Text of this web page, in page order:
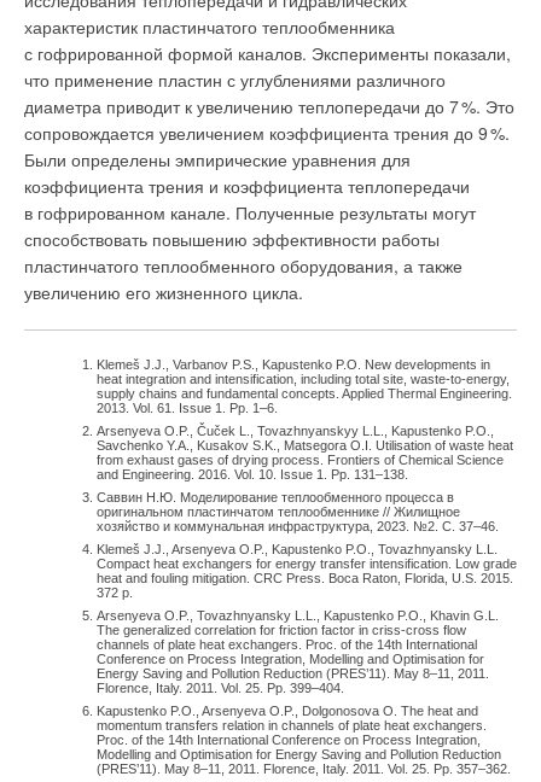
характеристик пластинчатого теплообменника
с гофрированной формой каналов. Эксперименты показали,
что применение пластин с углублениями различного
диаметра приводит к увеличению теплопередачи до 7%. Это
сопровождается увеличением коэффициента трения до 9%.
Были определены эмпирические уравнения для
коэффициента трения и коэффициента теплопередачи
в гофрированном канале. Полученные результаты могут
способствовать повышению эффективности работы
пластинчатого теплообменного оборудования, а также
увеличению его жизненного цикла.
Klemeš J.J., Varbanov P.S., Kapustenko P.O. New developments in
heat integration and intensification, including total site, waste-to-energy,
supply chains and fundamental concepts. Applied Thermal Engineering.
2013. Vol. 61. Issue 1. Pp. 1–6.
Arsenyeva O.P., Čuček L., Tovazhnyanskyy L.L., Kapustenko P.O.,
Savchenko Y.A., Kusakov S.K., Matsegora O.I. Utilisation of waste heat
from exhaust gases of drying process. Frontiers of Chemical Science
and Engineering. 2016. Vol. 10. Issue 1. Pp. 131–138.
Саввин Н.Ю. Моделирование теплообменного процесса в
оригинальном пластинчатом теплообменнике // Жилищное
хозяйство и коммунальная инфраструктура, 2023. №2. С. 37–46.
Klemeš J.J., Arsenyeva O.P., Kapustenko P.O., Tovazhnyansky L.L.
Compact heat exchangers for energy transfer intensification. Low grade
heat and fouling mitigation. CRC Press. Boca Raton, Florida, U.S. 2015.
372 p.
Arsenyeva O.P., Tovazhnyansky L.L., Kapustenko P.O., Khavin G.L.
The generalized correlation for friction factor in criss-cross flow
channels of plate heat exchangers. Proc. of the 14th International
Conference on Process Integration, Modelling and Optimisation for
Energy Saving and Pollution Reduction (PRES’11). May 8–11, 2011.
Florence, Italy. 2011. Vol. 25. Pp. 399–404.
Kapustenko P.O., Arsenyeva O.P., Dolgonosova O. The heat and
momentum transfers relation in channels of plate heat exchangers.
Proc. of the 14th International Conference on Process Integration,
Modelling and Optimisation for Energy Saving and Pollution Reduction
(PRES’11). May 8–11, 2011. Florence, Italy. 2011. Vol. 25. Pp. 357–362.
Один из первых и главных методов предотвращения
плесени — обеспечение достаточной теплоизоляции
наружных стен. Действительно, чем меньше термическое
сопротивление наружных стен, тем меньше температура их
поверхности со стороны помещений. Причём, как следует из
табл. 1, для влажных помещений температура поверхности
наружных стен должна быть выше, значит термическое
сопротивление должно быть ещё больше.
Требуемое термическое сопротивление, исходя из условия
отсутствия конденсата на внутренних стенах,
рассчитывается как:
где R — нормируемое значение сопротивления
теплопередаче стен, ( м²·°C)/Вт; tвн — температура
внутреннего воздуха, °C; tнар — температура внутреннего
воздуха, °C; ∆t — перепад температур между температурой
внутреннего воздуха и температурой точки росы,
определяемой по табл. 1,°C; α — коэффициент теплоотдачи
внутренней поверхности ограждающей конструкции
[Вт/( м²·°C)], принимаемый по табл. 2.
предприятиями общественного питания. Впервые в МГСН [3]
ввели правило поднимать выброс от вытяжки выше конька
кровли, а в СП [4] уже уточнили, такой выброс надо
поднимать минимум на 1 м выше конька, а также плоской
Тем не менее в СанПиН [5] не стали акцентировать
внимание на некоторых требованиях к системам вентиляции
предприятий питания, которые предъявлялись в более
старых документах. Например, пропали требования
фильтровать приточный воздух, а также греть его в холодный
период года, исчезла минимальная высота воздухозабора
от уровня земли. Также очень важен вопрос организации
отдельных приточных систем для производственных
помещений предприятий общественного питания
и помещений, не связанных с процессом приготовления